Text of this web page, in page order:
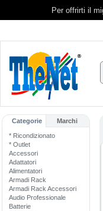
Per offrirti il
Categorie Marchi
* Ricondizionato
* Outlet
Accessori
Adattatori
Alimentatori
Armadi Rack
Armadi Rack Accessori
Audio Professionale
Batterie